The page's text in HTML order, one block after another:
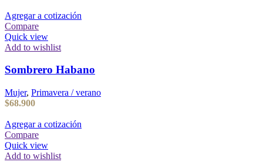
Agregar a cotización
Compare
Quick view
Add to wishlist
Sombrero Habano
Mujer, Primavera / verano
$68.900
Agregar a cotización
Compare
Quick view
Add to wishlist